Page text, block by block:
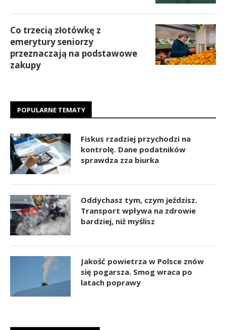
Co trzecią złotówkę z
emerytury seniorzy
przeznaczają na podstawowe
zakupy
POPULARNE TEMATY
Fiskus rzadziej przychodzi na
kontrolę. Dane podatników
sprawdza zza biurka
Oddychasz tym, czym jeździsz.
Transport wpływa na zdrowie
bardziej, niż myślisz
Jakość powietrza w Polsce znów
się pogarsza. Smog wraca po
latach poprawy